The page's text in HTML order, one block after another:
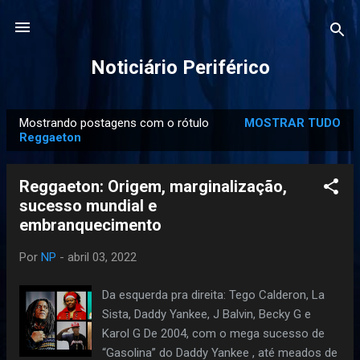
Noticiário Periférico
o
Mostrando postagens com o rótulo
Reggaeton
MOSTRAR TUDO
Reggaeton: Origem, marginalização,
sucesso mundial e
embranquecimento
Por NP - abril 03, 2022
Da esquerda pra direita: Tego Calderon, La
Sista, Daddy Yankee, J Balvin, Becky G e
Karol G De 2004, com o mega sucesso de
“Gasolina” do Daddy Yankee , até meados de